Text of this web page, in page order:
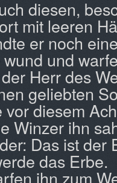
diesen,
mit leeren
er noch
und
Herr des
geliebten
diesem
Winzer ihn
Das ist der
das Erbe.
ihn zum